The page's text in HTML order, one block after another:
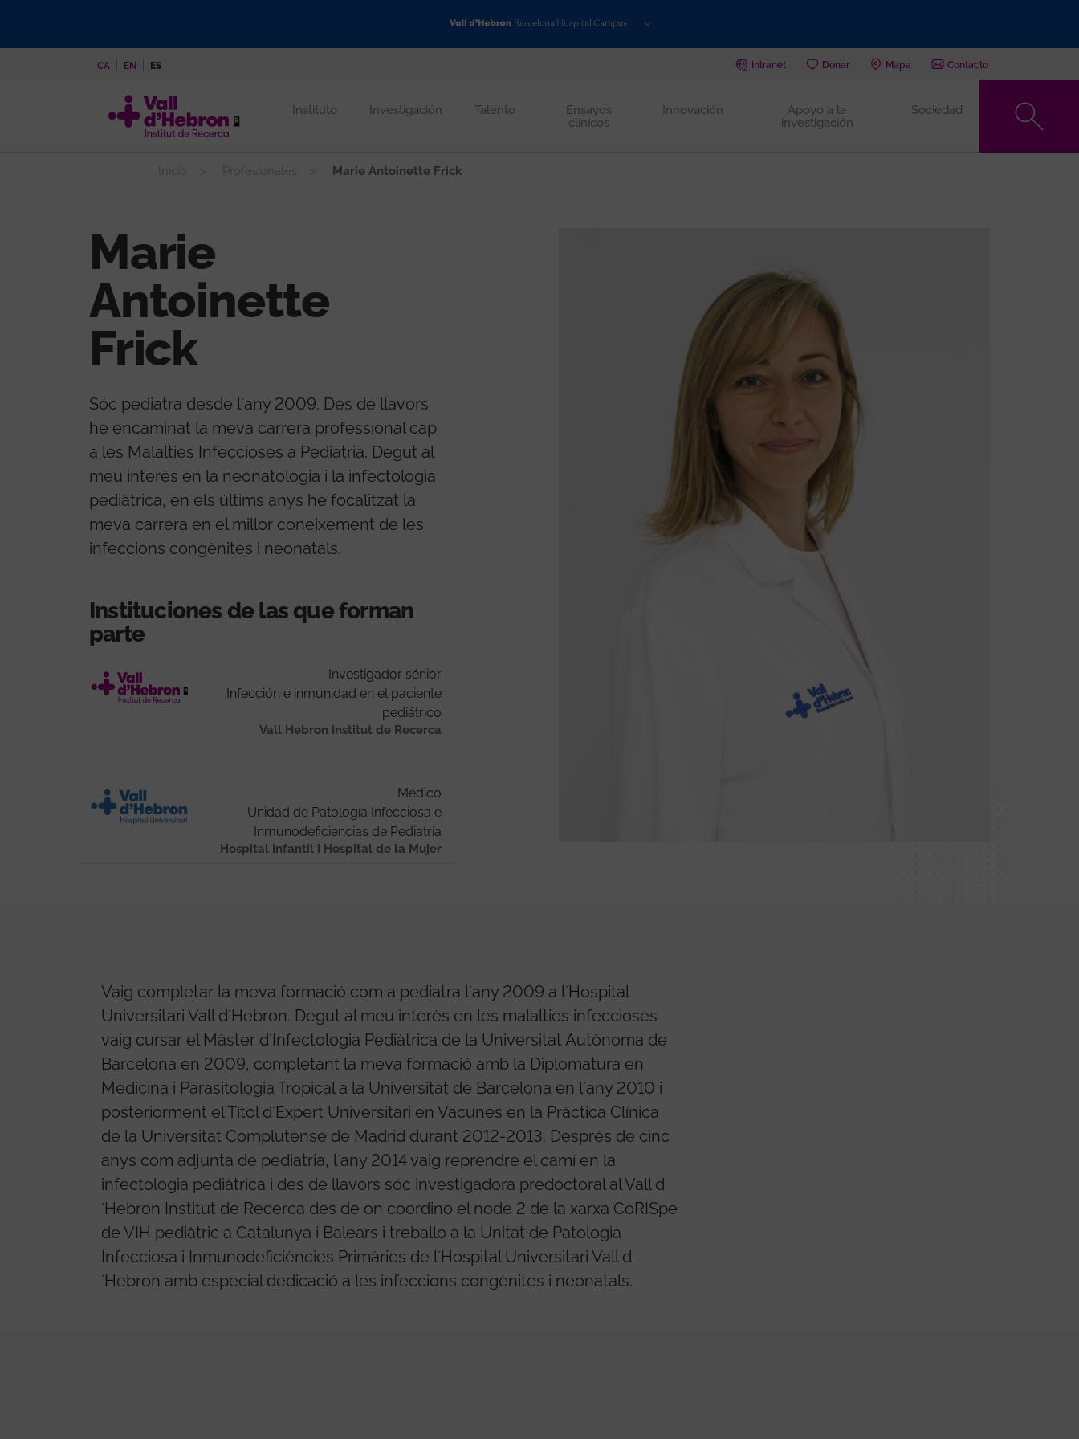
CA EN ES Intranet Donar Mapa Contacto
Instituto Investigación Talento
Ensayos
clínicos
Innovación
Apoyo a la
investigación
Sociedad
Profesionales Marie Antoinette Frick
Marie
Antoinette
Frick
Sóc pediatra desde l´any 2009. Des de llavors
he encaminat la meva carrera professional cap
a les Malalties Infeccioses a Pediatria. Degut al
meu interès en la neonatologia i la infectologia
pediàtrica, en els últims anys he focalitzat la
meva carrera en el millor coneixement de les
infeccions congènites i neonatals.
Instituciones de las que forman
parte
Investigador sénior
Infección e inmunidad en el paciente
pediátrico
Vall Hebron Institut de Recerca
Médico
Unidad de Patología Infecciosa e
Inmunodeficiencias de Pediatría
Hospital Infantil i Hospital de la Mujer
Vaig completar la meva formació com a pediatra l´any 2009 a l´Hospital
Universitari Vall d´Hebron. Degut al meu interès en les malalties infeccioses
vaig cursar el Màster d´Infectologia Pediàtrica de la Universitat Autònoma de
Barcelona en 2009, completant la meva formació amb la Diplomatura en
Medicina i Parasitologia Tropical a la Universitat de Barcelona en l´any 2010 i
posteriorment el Títol d´Expert Universitari en Vacunes en la Pràctica Clínica
de la Universitat Complutense de Madrid durant 2012-2013. Després de cinc
anys com adjunta de pediatria, l´any 2014 vaig reprendre el camí en la
infectologia pediàtrica i des de llavors sóc investigadora predoctoral al Vall d
´Hebron Institut de Recerca des de on coordino el node 2 de la xarxa CoRISpe
de VIH pediàtric a Catalunya i Balears i treballo a la Unitat de Patologia
Infecciosa i Inmunodeficiències Primàries de l´Hospital Universitari Vall d
´Hebron amb especial dedicació a les infeccions congènites i neonatals.